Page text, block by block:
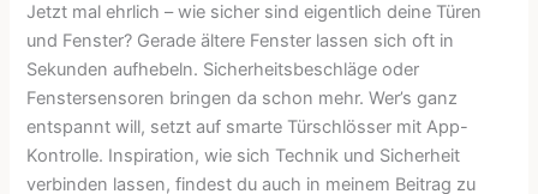
Jetzt mal ehrlich – wie sicher sind eigentlich deine Türen
und Fenster? Gerade ältere Fenster lassen sich oft in
Sekunden aufhebeln. Sicherheitsbeschläge oder
Fenstersensoren bringen da schon mehr. Wer’s ganz
entspannt will, setzt auf smarte Türschlösser mit App-
Kontrolle. Inspiration, wie sich Technik und Sicherheit
verbinden lassen, findest du auch in meinem Beitrag zu